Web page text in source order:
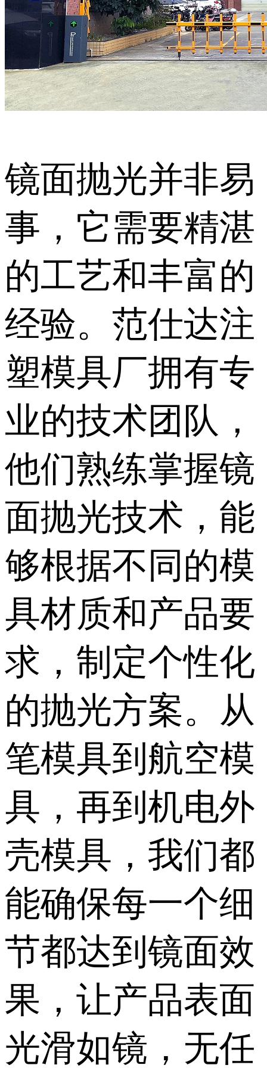
镜面抛光并非易
事，它需要精湛
的工艺和丰富的
经验。范仕达注
塑模具厂拥有专
业的技术团队，
他们熟练掌握镜
面抛光技术，能
够根据不同的模
具材质和产品要
求，制定个性化
的抛光方案。从
笔模具到航空模
具，再到机电外
壳模具，我们都
能确保每一个细
节都达到镜面效
果，让产品表面
光滑如镜，无任